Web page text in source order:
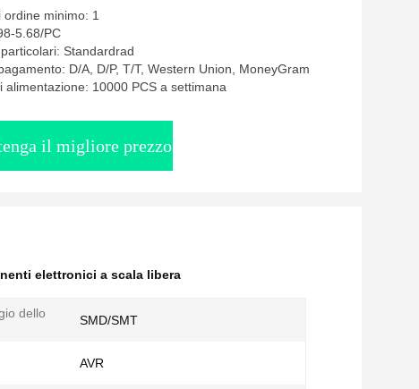
minimo: 1
5.68/PC
Standardrad
D/A, D/P, T/T, Western Union, MoneyGram
alimentazione: 10000 PCS a settimana
il migliore prezzo
elettronici a scala libera
dello
SMD/SMT
AVR